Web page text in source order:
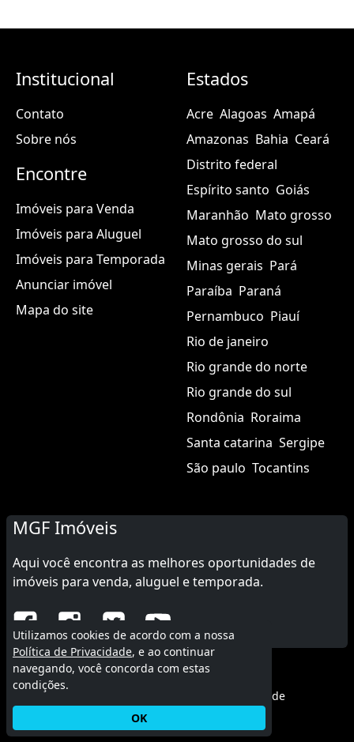
Institucional
Contato
Sobre nós
Encontre
Imóveis para Venda
Imóveis para Aluguel
Imóveis para Temporada
Anunciar imóvel
Mapa do site
Estados
Acre Alagoas Amapá
Amazonas Bahia Ceará
Distrito federal
Espírito santo Goiás
Maranhão Mato grosso
Mato grosso do sul
Minas gerais Pará
Paraíba Paraná
Pernambuco Piauí
Rio de janeiro
Rio grande do norte
Rio grande do sul
Rondônia Roraima
Santa catarina Sergipe
São paulo Tocantins
MGF Imóveis
Aqui você encontra as melhores oportunidades de
imóveis para venda, aluguel e temporada.
© 2015 - 2026 MGF Imóveis.
Política de privacidade
Utilizamos cookies de acordo com a nossa
Política de Privacidade, e ao continuar
navegando, você concorda com estas
condições.
OK